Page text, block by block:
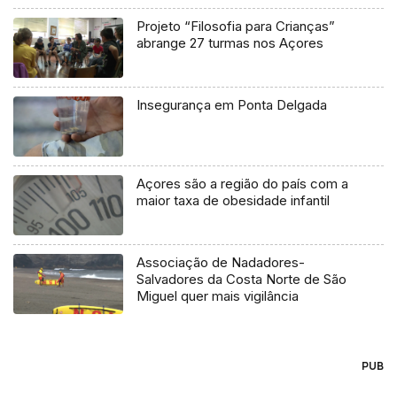
Projeto “Filosofia para Crianças”
abrange 27 turmas nos Açores
Insegurança em Ponta Delgada
Açores são a região do país com a
maior taxa de obesidade infantil
Associação de Nadadores-
Salvadores da Costa Norte de São
Miguel quer mais vigilância
PUB